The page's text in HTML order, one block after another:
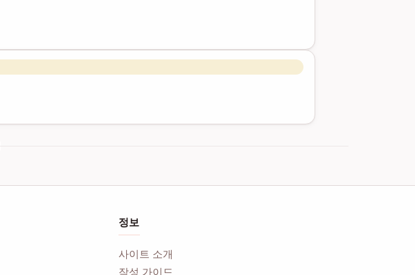
정보
사이트 소개
작성 가이드